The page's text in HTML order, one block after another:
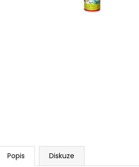
Popis Diskuze
ONTARIO CAT ADULT KONZERVA BEEF
WITH SALMON AND SPIRULINA 400 G